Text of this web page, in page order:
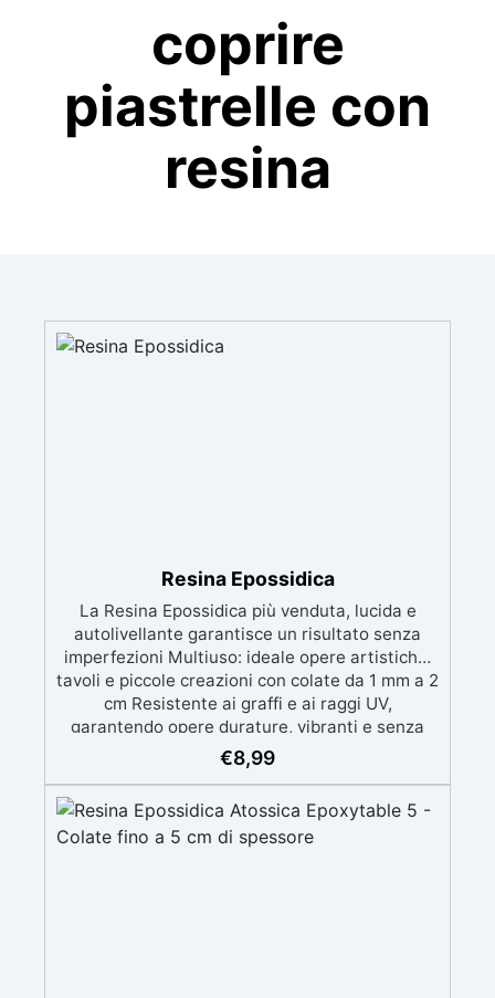
coprire
piastrelle con
resina
Resina Epossidica
La Resina Epossidica più venduta, lucida e
autolivellante garantisce un risultato senza
imperfezioni Multiuso: ideale opere artistiche,
tavoli e piccole creazioni con colate da 1 mm a 2
cm Resistente ai graffi e ai raggi UV,
garantendo opere durature, vibranti e senza
ingiallimenti nel tempo Bassa viscosità e
formula anti-bolle per risultati impeccabili,
Certificata Atossica post catalisi per contatto
con la pelle, BPA free e VoC Free
€8,99